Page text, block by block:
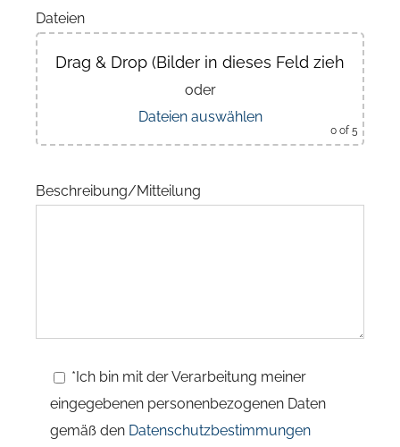
Dateien
Drag & Drop (Bilder in dieses Feld ziehen)
oder
Dateien auswählen
0 of 5
Beschreibung/Mitteilung
*Ich bin mit der Verarbeitung meiner
eingegebenen personenbezogenen Daten
gemäß den Datenschutzbestimmungen